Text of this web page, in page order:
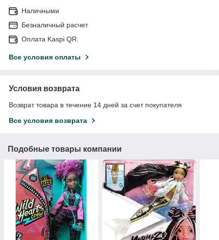
Наличными
Безналичный расчет
Оплата Kaspi QR.
Все условия оплаты
Условия возврата
Возврат товара в течение 14 дней за счет покупателя
Все условия возврата
Подобные товары компании